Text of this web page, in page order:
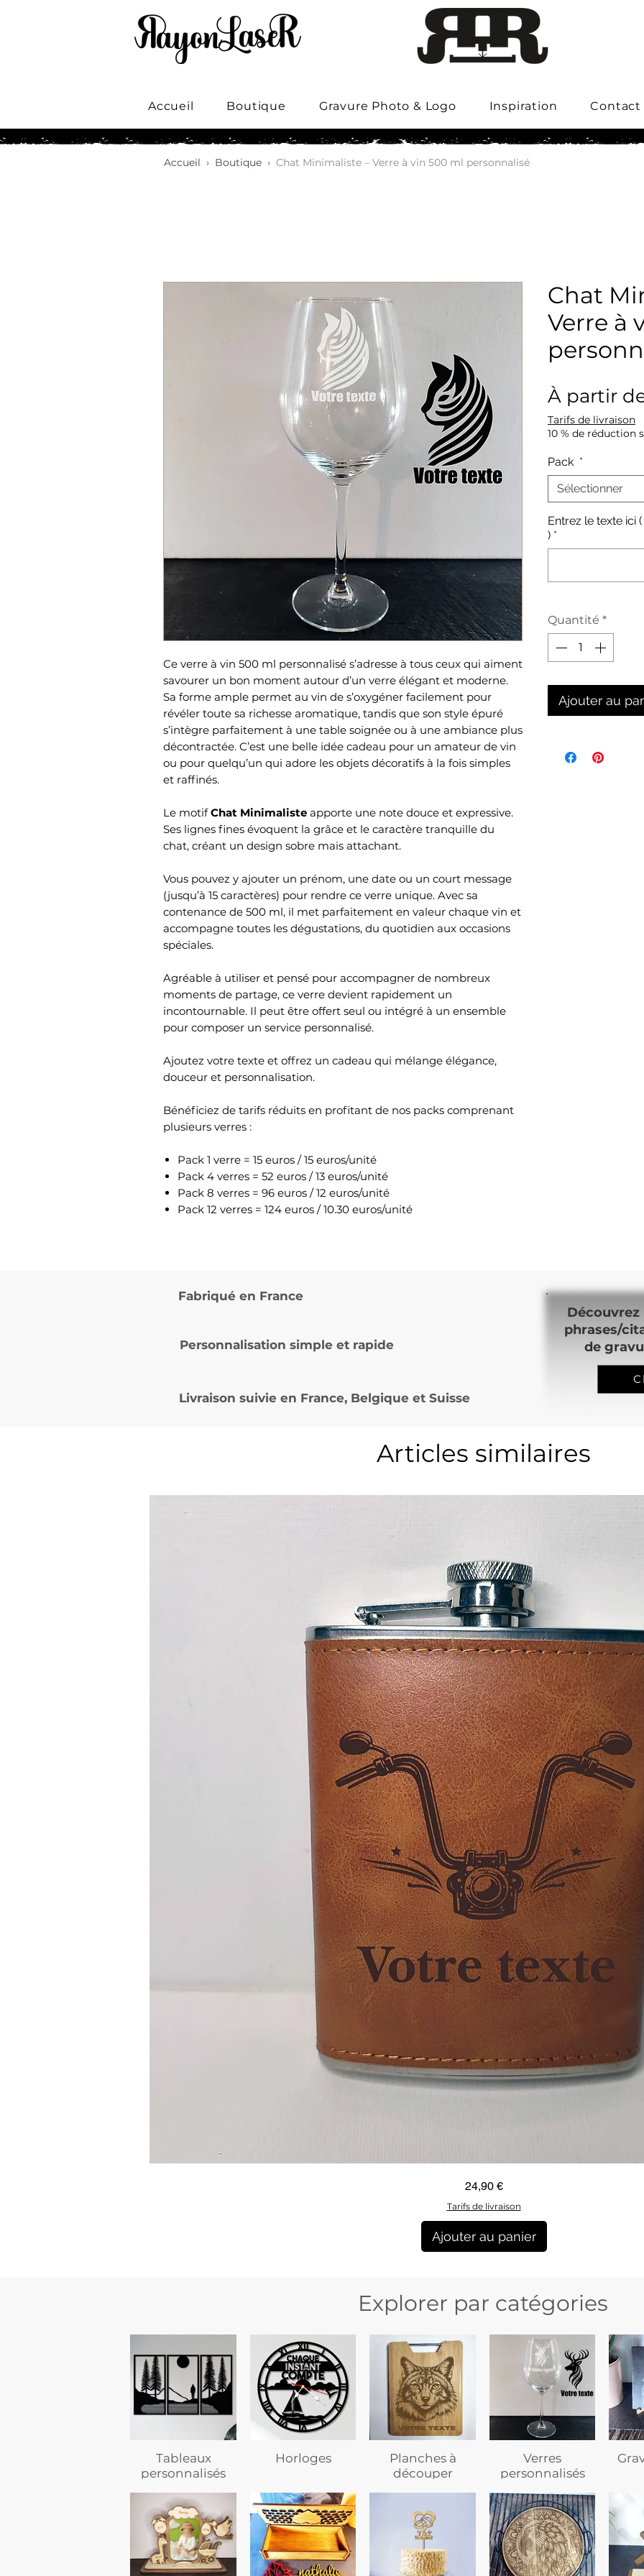
Accueil Boutique Gravure Photo & Logo Inspiration Contact
Accueil › Boutique › Chat Minimaliste – Verre à vin 500 ml personnalisé
Ce verre à vin 500 ml personnalisé s’adresse à tous ceux qui aiment
savourer un bon moment autour d’un verre élégant et moderne.
Sa forme ample permet au vin de s’oxygéner facilement pour
révéler toute sa richesse aromatique, tandis que son style épuré
s’intègre parfaitement à une table soignée ou à une ambiance plus
décontractée. C’est une belle idée cadeau pour un amateur de vin
ou pour quelqu’un qui adore les objets décoratifs à la fois simples
et raffinés.
Le motifChat Minimaliste apporte une note douce et expressive.
Ses lignes fines évoquent la grâce et le caractère tranquille du
chat, créant un design sobre mais attachant.
Vous pouvez y ajouter un prénom, une date ou un court message
(jusqu’à 15 caractères) pour rendre ce verre unique. Avec sa
contenance de 500 ml, il met parfaitement en valeur chaque vin et
accompagne toutes les dégustations, du quotidien aux occasions
spéciales.
Agréable à utiliser et pensé pour accompagner de nombreux
moments de partage, ce verre devient rapidement un
incontournable. Il peut être offert seul ou intégré à un ensemble
pour composer un service personnalisé.
Ajoutez votre texte et offrez un cadeau qui mélange élégance,
douceur et personnalisation.
Bénéficiez de tarifs réduits en profitant de nos packs comprenant
plusieurs verres :
Pack 1 verre = 15 euros / 15 euros/unité
Pack 4 verres = 52 euros / 13 euros/unité
Pack 8 verres = 96 euros / 12 euros/unité
Pack 12 verres = 124 euros / 10.30 euros/unité
Chat
Verre à
À partir
Tarifs de livraison
10 % de réduction
Pack *
Sélectionner
Entrez le texte ici
) *
Quantité *
Ajouter au
Fabriqué en France
Personnalisation simple et rapide
Livraison suivie en France, Belgique et Suisse
phrases/
de
Articles similaires
Aperçu rapide
Prix
24,90 €
Tarifs de livraison
Ajouter au panier
Explorer par catégories
Tableaux
personnalisés
Horloges
Planches à
découper
Verres
personnalisés